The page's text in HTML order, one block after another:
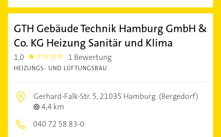
GTH Gebäude Technik Hamburg GmbH &
Co. KG Heizung Sanitär und Klima
1,0 1.0 1 Bewertung
HEIZUNGS- UND LÜFTUNGSBAU
Gerhard-Falk-Str. 5,21035 Hamburg (Bergedorf)
4,4 km
040 72 58 83-0